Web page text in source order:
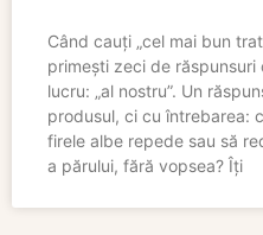
Când cauți „cel mai bun
primești zeci de
lucru: „al nostru”. Un
produsul, ci cu întrebarea:
firele albe repede sau să
a părului, fără vopsea? Îți